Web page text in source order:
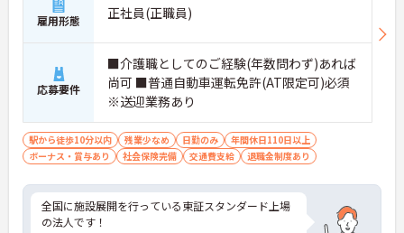
雇用形態 正社員(正職員)
応募要件
■介護職としてのご経験(年数問わず)あれば
尚可 ■普通自動車運転免許(AT限定可)必須
※送迎業務あり
駅から徒歩10分以内 残業少なめ 日勤のみ
年間休日110日以上
ボーナス・賞与あり
社会保険完備 交通費支給 退職金制度あり
全国に施設展開を行っている東証スタンダード上場
の法人です！